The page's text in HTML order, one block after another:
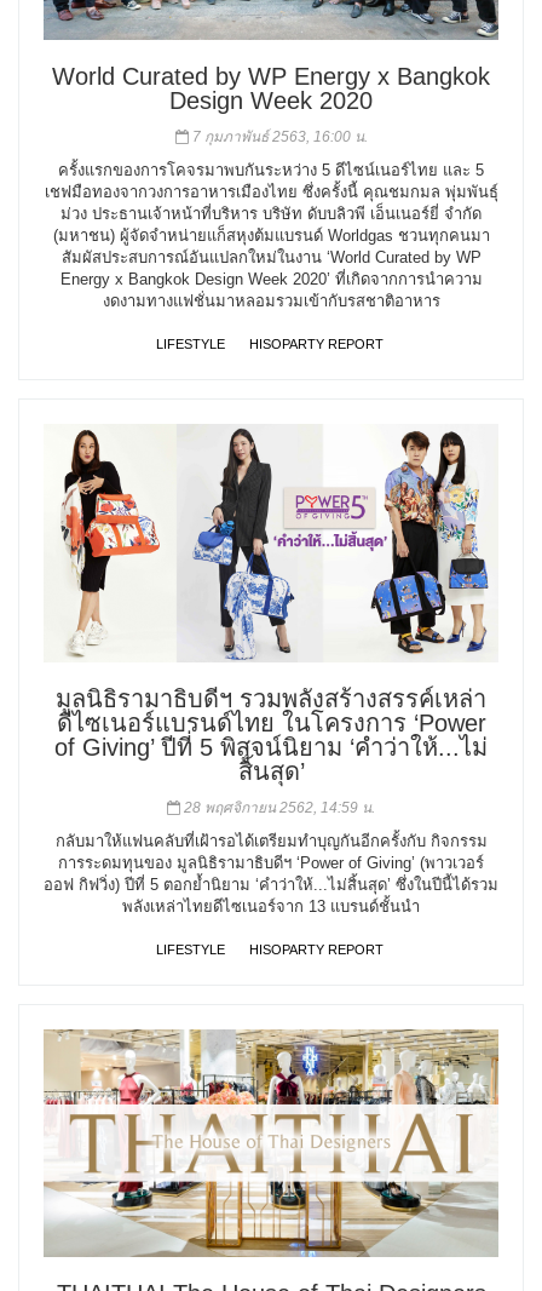
World Curated by WP Energy x Bangkok
Design Week 2020
7 กุมภาพันธ์ 2563, 16:00 น.
ครั้งแรกของการโคจรมาพบกันระหว่าง 5 ดีไซน์เนอร์ไทย และ 5
เชฟมือทองจากวงการอาหารเมืองไทย ซึ่งครั้งนี้ คุณชมกมล พุ่มพันธุ์
ม่วง ประธานเจ้าหน้าที่บริหาร บริษัท ดับบลิวพี เอ็นเนอร์ยี่ จำกัด
(มหาชน) ผู้จัดจำหน่ายแก็สหุงต้มแบรนด์ Worldgas ชวนทุกคนมา
สัมผัสประสบการณ์อันแปลกใหม่ในงาน ‘World Curated by WP
Energy x Bangkok Design Week 2020’ ที่เกิดจากการนำความ
งดงามทางแฟชั่นมาหลอมรวมเข้ากับรสชาติอาหาร
LIFESTYLE HISOPARTY REPORT
มูลนิธิรามาธิบดีฯ รวมพลังสร้างสรรค์เหล่า
ดีไซเนอร์แบรนด์ไทย ในโครงการ ‘Power
of Giving’ ปีที่ 5 พิสูจน์นิยาม ‘คำว่าให้...ไม่
สิ้นสุด’
28 พฤศจิกายน 2562, 14:59 น.
กลับมาให้แฟนคลับที่เฝ้ารอได้เตรียมทำบุญกันอีกครั้งกับ กิจกรรม
การระดมทุนของ มูลนิธิรามาธิบดีฯ ‘Power of Giving’ (พาวเวอร์
ออฟ กิฟวิ่ง) ปีที่ 5 ตอกย้ำนิยาม ‘คำว่าให้...ไม่สิ้นสุด’ ซึ่งในปีนี้ได้รวม
พลังเหล่าไทยดีไซเนอร์จาก 13 แบรนด์ชั้นนำ
LIFESTYLE HISOPARTY REPORT